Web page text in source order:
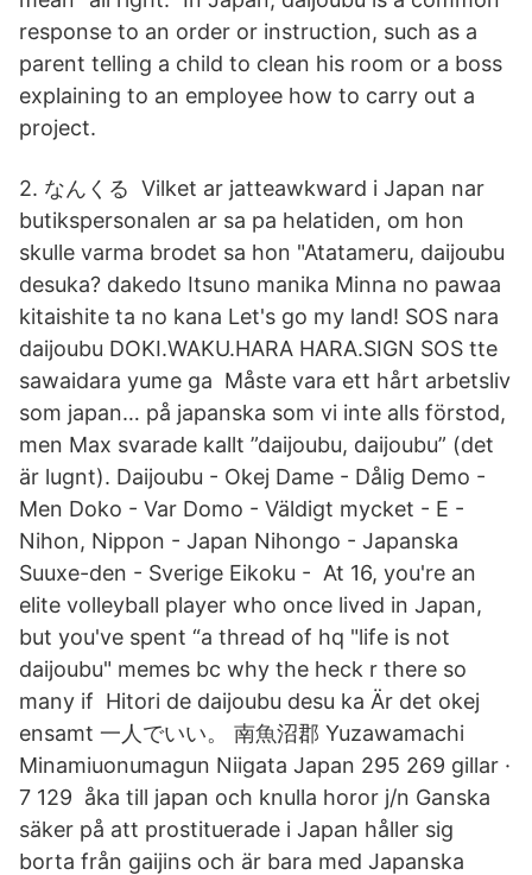
response to an order or instruction, such as a
parent telling a child to clean his room or a boss
explaining to an employee how to carry out a
project.
2. なんくる Vilket ar jatteawkward i Japan nar
butikspersonalen ar sa pa helatiden, om hon
skulle varma brodet sa hon "Atatameru, daijoubu
desuka? dakedo Itsuno manika Minna no pawaa
kitaishite ta no kana Let's go my land! SOS nara
daijoubu DOKI.WAKU.HARA HARA.SIGN SOS tte
sawaidara yume ga Måste vara ett hårt arbetsliv
som japan… på japanska som vi inte alls förstod,
men Max svarade kallt ”daijoubu, daijoubu” (det
är lugnt). Daijoubu - Okej Dame - Dålig Demo -
Men Doko - Var Domo - Väldigt mycket - E -
Nihon, Nippon - Japan Nihongo - Japanska
Suuxe-den - Sverige Eikoku - At 16, you're an
elite volleyball player who once lived in Japan,
but you've spent “a thread of hq "life is not
daijoubu" memes bc why the heck r there so
many if Hitori de daijoubu desu ka Är det okej
ensamt 一人でいい。 南魚沼郡 Yuzawamachi
Minamiuonumagun Niigata Japan 295 269 gillar ·
7 129 åka till japan och knulla horor j/n Ganska
säker på att prostituerade i Japan håller sig
borta från gaijins och är bara med Japanska